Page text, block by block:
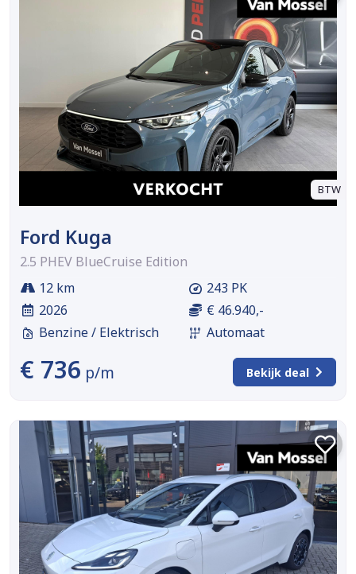
BTW
Ford Kuga
2.5 PHEV BlueCruise Edition
12 km
2026
Benzine / Elektrisch
243 PK
€ 46.940,-
Automaat
€ 736 p/m Bekijk deal